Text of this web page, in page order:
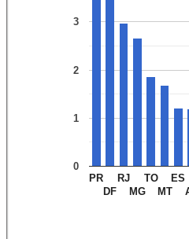
PR
DF
RJ
MG
TO
MT
ES
0
1
2
3